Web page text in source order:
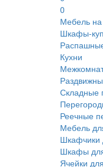
0
Мебель на
Шкафы-
Кухни
Складные
Реечные
Мебель
Шкафчики
Шкафы
Ячейки